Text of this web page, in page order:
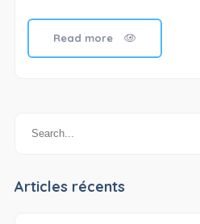
Read more
Articles récents